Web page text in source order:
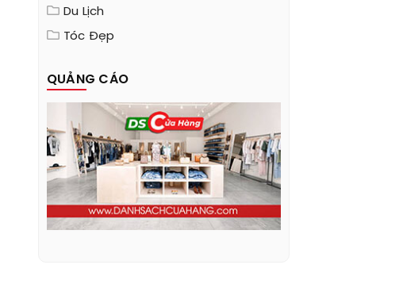
Du Lịch
Tóc Đẹp
QUẢNG CÁO